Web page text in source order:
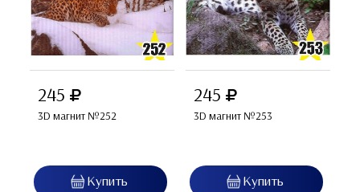
245
3D магнит №252
245
3D магнит №253